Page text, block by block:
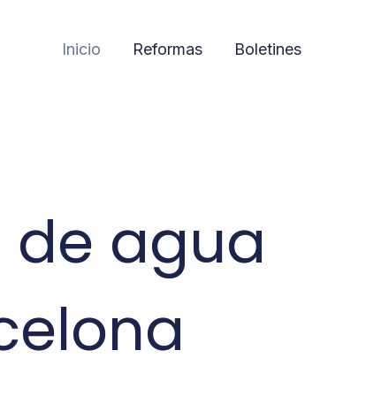
Inicio Reformas Boletines
de agua